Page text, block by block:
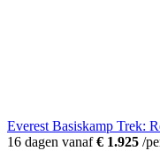
Everest Basiskamp Trek:
16 dagen vanaf€ 1.925 /